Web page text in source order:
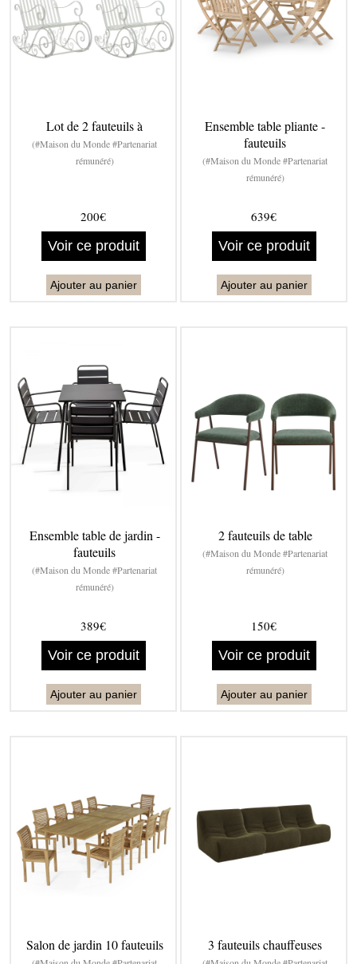
Lot de 2 fauteuils à
(#Maison du Monde #Partenariat
rémunéré)
200€
Voir ce produit
Ajouter au panier
Ensemble table pliante -
fauteuils
(#Maison du Monde #Partenariat
rémunéré)
639€
Voir ce produit
Ajouter au panier
Ensemble table de jardin -
fauteuils
(#Maison du Monde #Partenariat
rémunéré)
389€
Voir ce produit
Ajouter au panier
2 fauteuils de table
(#Maison du Monde #Partenariat
rémunéré)
150€
Voir ce produit
Ajouter au panier
Salon de jardin 10 fauteuils 3 fauteuils chauffeuses